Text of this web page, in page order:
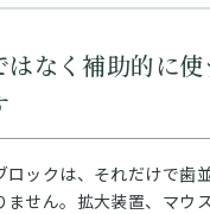
なく補助的に使
ロックは、それだけで歯
ません。拡大装置、マウ